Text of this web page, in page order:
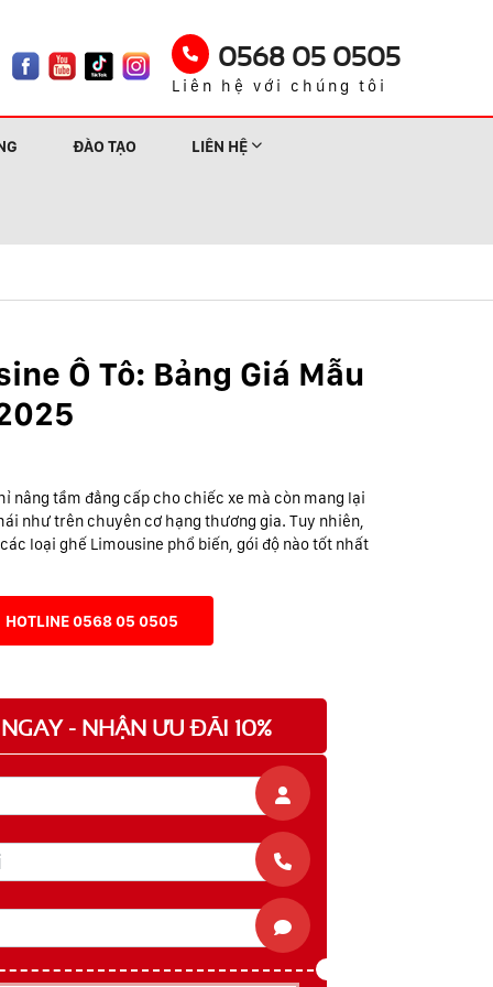
0568 05 0505
Liên hệ với chúng tôi
ĐÀO TẠO LIÊN HỆ
Ô Tô: Bảng Giá Mẫu
nâng tầm đẳng cấp cho chiếc xe mà còn mang lại
như trên chuyên cơ hạng thương gia. Tuy nhiên,
loại ghế Limousine phổ biến, gói độ nào tốt nhất
HOTLINE 0568 05 0505
- NHẬN ƯU ĐÃI 10%